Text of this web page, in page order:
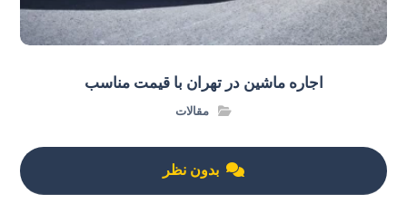
اجاره ماشین در تهران با قیمت مناسب
مقالات
بدون نظر